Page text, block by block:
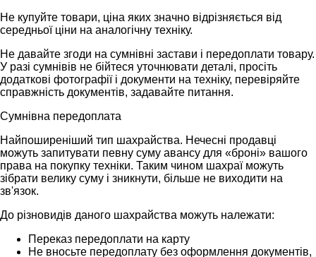
Не купуйте товари, ціна яких значно відрізняється від
середньої ціни на аналогічну техніку.
Не давайте згоди на сумнівні застави і передоплати товару.
У разі сумнівів не бійтеся уточнювати деталі, просіть
додаткові фотографії і документи на техніку, перевіряйте
справжність документів, задавайте питання.
Сумнівна передоплата
Найпоширеніший тип шахрайства. Нечесні продавці
можуть запитувати певну суму авансу для «броні» вашого
права на покупку техніки. Таким чином шахраї можуть
зібрати велику суму і зникнути, більше не виходити на
зв'язок.
До різновидів даного шахрайства можуть належати:
Переказ передоплати на карту
Не вносьте передоплату без оформлення документів,